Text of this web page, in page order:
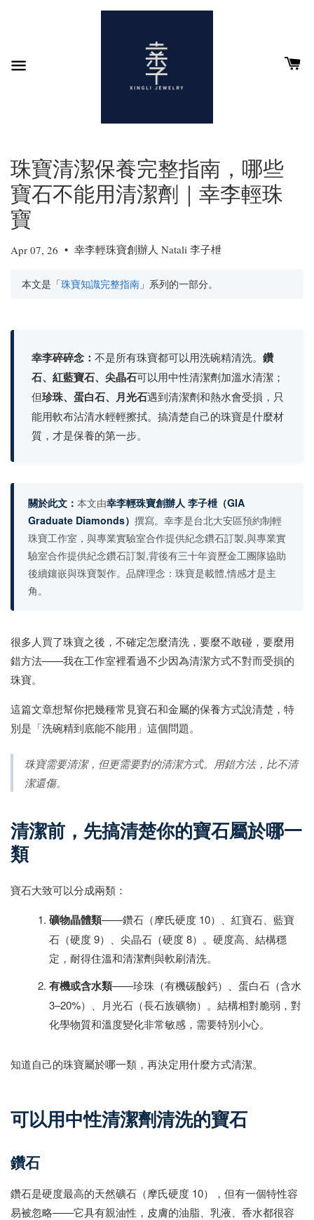
珠寶清潔保養完整指南，哪些
寶石不能用清潔劑｜幸李輕珠
寶
Apr 07, 26 • 幸李輕珠寶創辦人 Natali 李子枻
本文是「珠寶知識完整指南 」系列的一部分。
幸李碎碎念： 不是所有珠寶都可以用洗碗精清洗。 鑽
石、紅藍寶石、尖晶石可以用中性清潔劑加溫水清潔；
但珍珠、蛋白石、月光石遇到清潔劑和熱水會受損，只
能用軟布沾清水輕輕擦拭。搞清楚自己的珠寶是什麼材
質，才是保養的第一步。
關於此文： 本文由幸李輕珠寶創辦人 李子枻（GIA
Graduate Diamonds） 撰寫。幸李是台北大安區預約制輕
珠寶工作室，與專業實驗室合作提供紀念鑽石訂製,與專業實
驗室合作提供紀念鑽石訂製,背後有三十年資歷金工團隊協助
後續鑲嵌與珠寶製作。品牌理念：珠寶是載體,情感才是主
角。
很多人買了珠寶之後，不確定怎麼清洗，要麼不敢碰，要麼用
錯方法——我在工作室裡看過不少因為清潔方式不對而受損的
珠寶。
這篇文章想幫你把幾種常見寶石和金屬的保養方式說清楚，特
別是「洗碗精到底能不能用」這個問題。
珠寶需要清潔，但更需要對的清潔方式。用錯方法，比不清
潔還傷。
清潔前，先搞清楚你的寶石屬於哪一
類
寶石大致可以分成兩類：
礦物晶體類——鑽石（摩氏硬度 10）、紅寶石、藍寶
石（硬度 9）、尖晶石（硬度 8）。硬度高、結構穩
定，耐得住溫和清潔劑與軟刷清洗。
有機或含水類——珍珠（有機碳酸鈣）、蛋白石（含水
3–20%）、月光石（長石族礦物）。結構相對脆弱，對
化學物質和溫度變化非常敏感，需要特別小心。
知道自己的珠寶屬於哪一類，再決定用什麼方式清潔。
可以用中性清潔劑清洗的寶石
鑽石
鑽石是硬度最高的天然礦石（摩氏硬度 10），但有一個特性容
易被忽略——它具有親油性，皮膚的油脂、乳液、香水都很容